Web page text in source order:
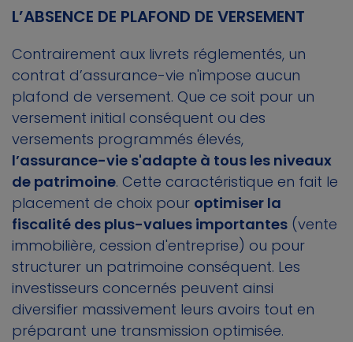
L’ABSENCE DE PLAFOND DE VERSEMENT
Contrairement aux livrets réglementés, un
contrat d’assurance-vie n'impose aucun
plafond de versement. Que ce soit pour un
versement initial conséquent ou des
versements programmés élevés,
l’assurance-vie s'adapte à tous les niveaux
de patrimoine. Cette caractéristique en fait le
placement de choix pour optimiser la
fiscalité des plus-values importantes (vente
immobilière, cession d'entreprise) ou pour
structurer un patrimoine conséquent. Les
investisseurs concernés peuvent ainsi
diversifier massivement leurs avoirs tout en
préparant une transmission optimisée.